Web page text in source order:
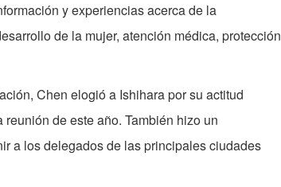
y experiencias acerca de la
de la mujer, atención médica, protección
Chen elogió a Ishihara por su actitud
de este año. También hizo un
a los delegados de las principales ciudades